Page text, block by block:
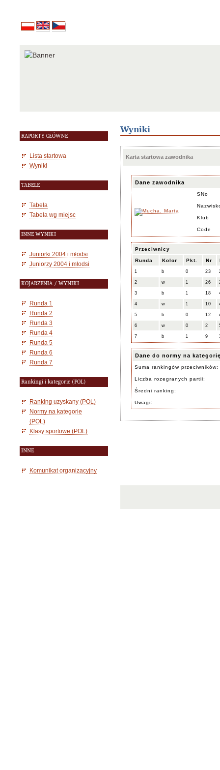
RAPORTY GŁÓWNE
Lista startowa
Wyniki
TABELE
Tabela
Tabela wg miejsc
INNE WYNIKI
Juniorki 2004 i młodsi
Juniorzy 2004 i młodsi
KOJARZENIA / WYNIKI
Runda 1
Runda 2
Runda 3
Runda 4
Runda 5
Runda 6
Runda 7
Rankingi i kategorie (POL)
Ranking uzyskany (POL)
Normy na kategorie
(POL)
Klasy sportowe (POL)
INNE
Komunikat organizacyjny
Wyniki
Karta startowa zawodnika
Dane zawodnika
SNo
Klub
Code
Przeciwnicy
Runda Kolor Pkt. Nr
1 b 0 23
2 w 1 26
3 b 1 18
4 w 1 10
5 b 0 12
6 w 0 2
7 b 1 9
Dane do normy na
Suma rankingów przeciwników:
Liczba rozegranych partii:
Średni ranking:
Uwagi: